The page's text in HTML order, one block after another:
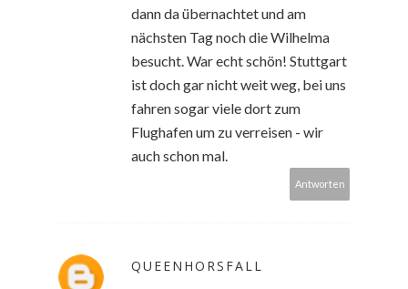
dann da übernachtet und am
nächsten Tag noch die Wilhelma
besucht. War echt schön! Stuttgart
ist doch gar nicht weit weg, bei uns
fahren sogar viele dort zum
Flughafen um zu verreisen - wir
auch schon mal.
Antworten
QUEENHORSFALL